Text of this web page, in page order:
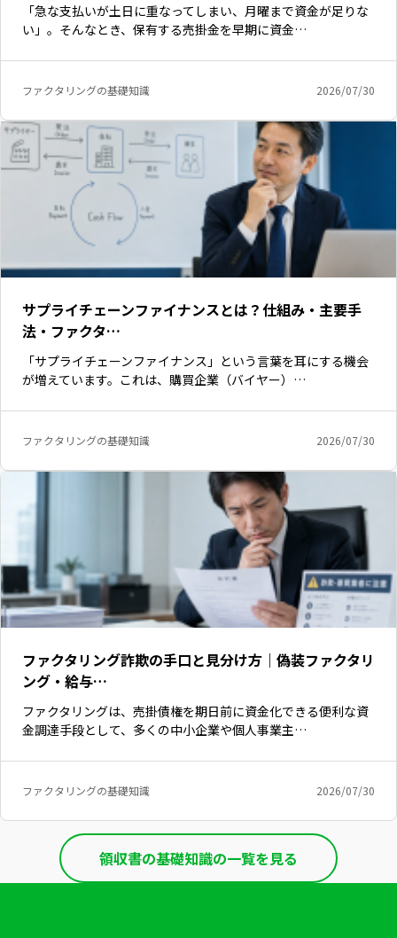
「急な支払いが土日に重なってしまい、月曜まで資金が足りな
い」。そんなとき、保有する売掛金を早期に資金…
ファクタリングの基礎知識 2026/07/30
サプライチェーンファイナンスとは？仕組み・主要手
法・ファクタ…
「サプライチェーンファイナンス」という言葉を耳にする機会
が増えています。これは、購買企業（バイヤー）…
ファクタリングの基礎知識 2026/07/30
ファクタリング詐欺の手口と見分け方｜偽装ファクタリ
ング・給与…
ファクタリングは、売掛債権を期日前に資金化できる便利な資
金調達手段として、多くの中小企業や個人事業主…
ファクタリングの基礎知識 2026/07/30
領収書の基礎知識の一覧を見る